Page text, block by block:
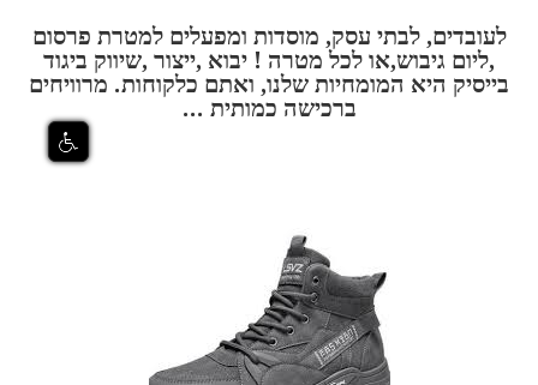
לעובדים, לבתי עסק, מוסדות ומפעלים למטרת פרסום
,ליום גיבוש,או לכל מטרה ! יבוא ,ייצור ,שיווק ביגוד
בייסיק היא המומחיות שלנו, ואתם כלקוחות. מרוויחים
ברכישה כמותית ...